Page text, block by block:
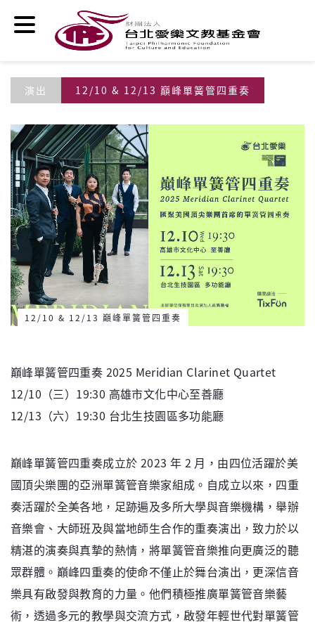
演出 12/10 & 12/13 巔峰單簧管四重奏
12/10 & 12/13 巔峰單簧管四重奏
巔峰單簧管四重奏 2025 Meridian Clarinet Quartet
12/10（三）19:30 高雄市文化中心至善廳
12/13（六）19:30 台北生技園區多功能廳
巔峰單簧管四重奏成立於 2023 年 2 月，由四位活躍於美
國頂尖樂團的亞洲單簧管音樂家組成。自成立以來，四重
奏活躍於全美各地，足跡遍及多所大學與音樂機構，舉辦
音樂會、大師班及與當地師生合作的重奏演出，致力於以
精湛的演奏與真摯的熱情，將單簧管音樂推向更廣泛的聽
眾群體。巔峰四重奏的使命不僅止於舞台演出，更深信音
樂具有啟發與教育的力量。他們積極推廣單簧管音樂藝
術，透過多元的教學與交流方式，啟發年輕世代對單簧管